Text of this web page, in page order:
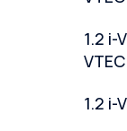
1.2 i-
VTEC
1.2 i-